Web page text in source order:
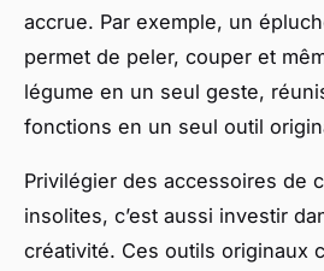
accrue. Par exemple, un
permet de peler, couper et
légume en un seul geste,
fonctions en un seul outil
Privilégier des accessoires de
insolites, c’est aussi investir
créativité. Ces outils originaux